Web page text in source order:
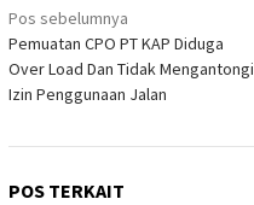
Navigasi
pos
Pos sebelumnya
‎Pemuatan CPO PT KAP Diduga
Over Load Dan Tidak Mengantongi
Izin Penggunaan Jalan
POS TERKAIT